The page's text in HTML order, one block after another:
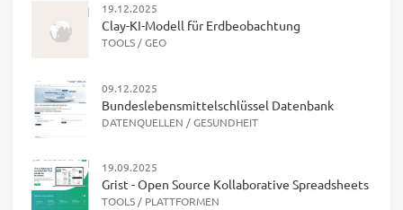
19.12.2025
Clay-KI-Modell für Erdbeobachtung
TOOLS /GEO
09.12.2025
Bundeslebensmittelschlüssel Datenbank
DATENQUELLEN /GESUNDHEIT
19.09.2025
Grist - Open Source Kollaborative Spreadsheets
TOOLS / PLATTFORMEN